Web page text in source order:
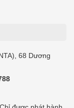
68 Dương